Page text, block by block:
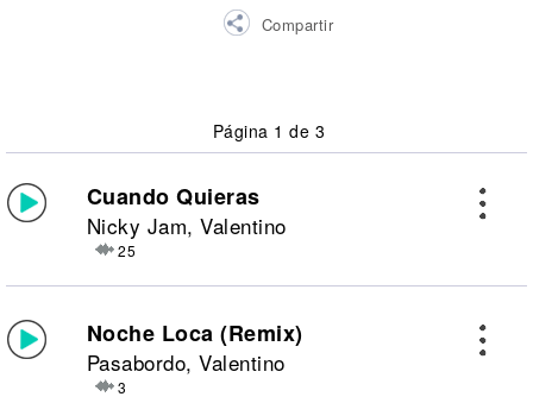
Compartir
Página 1 de 3
Cuando Quieras
Nicky Jam, Valentino
25
Noche Loca (Remix)
Pasabordo, Valentino
3